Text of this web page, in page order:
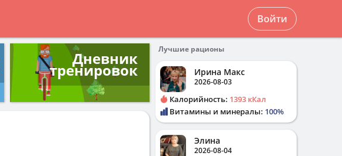
Войти
Дневник
тренировок
Лучшие рационы
Ирина Макс
2026-08-03
Калорийность: 1393 кКал
Витамины и минералы: 100%
Элина
2026-08-04